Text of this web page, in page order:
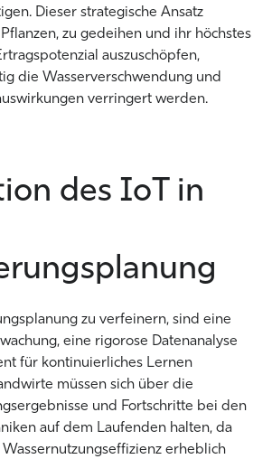
Dieser strategische Ansatz
zu gedeihen und ihr höchstes
auszuschöpfen,
die Wasserverschwendung und
verringert werden.
des IoT in
zu verfeinern, sind eine
eine rigorose Datenanalyse
für kontinuierliches Lernen
müssen sich über die
und Fortschritte bei den
auf dem Laufenden halten, da
erheblich